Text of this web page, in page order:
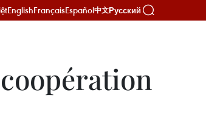
EnglishFrançaisEspañol中文Русский